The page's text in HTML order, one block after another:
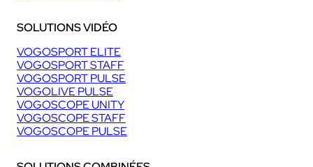
SOLUTIONS VIDÉO
VOGOSPORT ELITE
VOGOSPORT STAFF
VOGOSPORT PULSE
VOGOLIVE PULSE
VOGOSCOPE UNITY
VOGOSCOPE STAFF
VOGOSCOPE PULSE